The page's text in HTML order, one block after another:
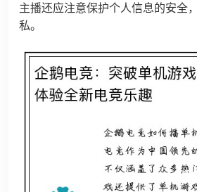
主播还应注意保护个人信息的安全
私。